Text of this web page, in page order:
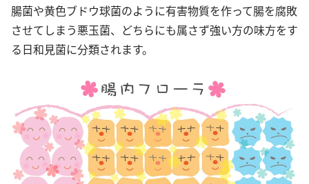
腸菌や黄色ブドウ球菌のように有害物質を作って腸を腐敗
させてしまう悪玉菌、どちらにも属さず強い方の味方をす
る日和見菌に分類されます。